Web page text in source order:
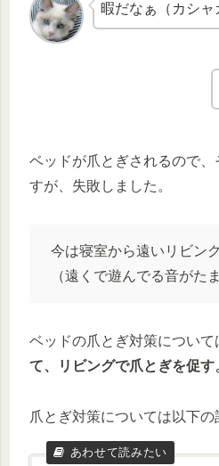
暇だなぁ（カシャ
ベッドが爪とぎされるので
すが、失敗しました。
今は寝室から遠いリビン
（遠くで遊んでる音がた
ベッドの爪とぎ対策について
て、リビングで爪とぎを促す
爪とぎ対策については以下の